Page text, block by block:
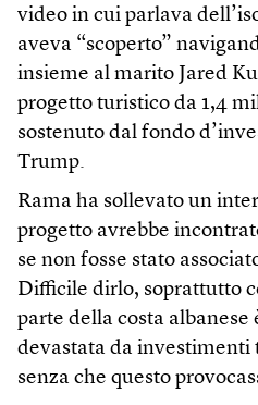
video in cui parlava
aveva “scoperto”
insieme al marito Jared
progetto turistico da 1,4
sostenuto dal fondo
Trump.
Rama ha sollevato un
progetto avrebbe
se non fosse stato
Difficile dirlo, soprattutto
parte della costa
devastata da
senza che questo